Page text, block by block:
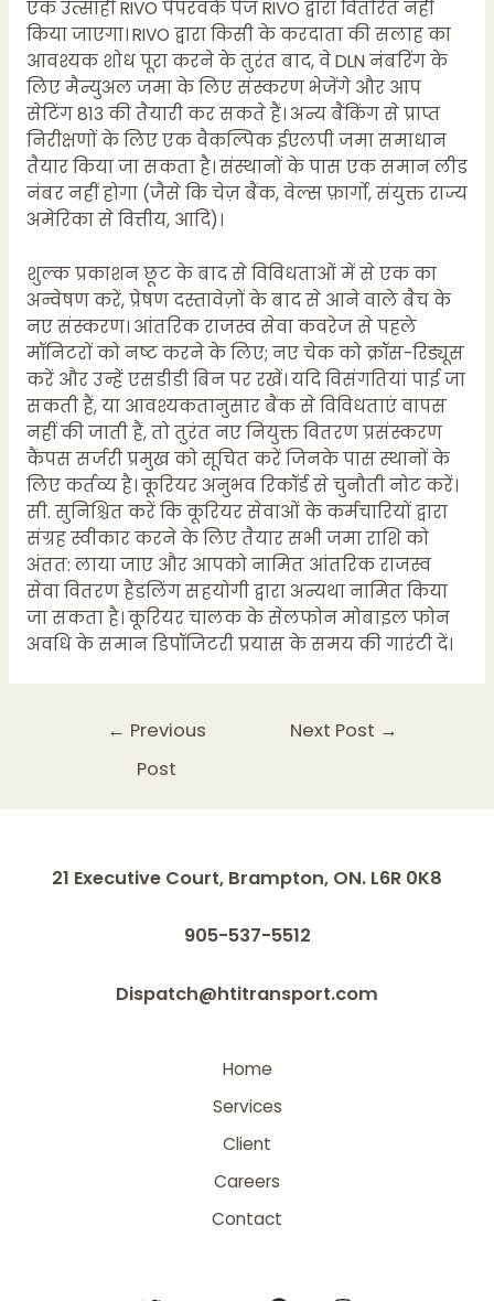
एक उत्साही RIVO पेपरवर्क पेज RIVO द्वारा वितरित नहीं
किया जाएगा। RIVO द्वारा किसी के करदाता की सलाह का
आवश्यक शोध पूरा करने के तुरंत बाद, वे DLN नंबरिंग के
लिए मैन्युअल जमा के लिए संस्करण भेजेंगे और आप
सेटिंग 813 की तैयारी कर सकते हैं। अन्य बैंकिंग से प्राप्त
निरीक्षणों के लिए एक वैकल्पिक ईएलपी जमा समाधान
तैयार किया जा सकता है। संस्थानों के पास एक समान लीड
नंबर नहीं होगा (जैसे कि चेज़ बैंक, वेल्स फ़ार्गो, संयुक्त राज्य
अमेरिका से वित्तीय, आदि)।
शुल्क प्रकाशन छूट के बाद से विविधताओं में से एक का
अन्वेषण करें, प्रेषण दस्तावेज़ों के बाद से आने वाले बैच के
नए संस्करण। आंतरिक राजस्व सेवा कवरेज से पहले
मॉनिटरों को नष्ट करने के लिए; नए चेक को क्रॉस-रिड्यूस
करें और उन्हें एसडीडी बिन पर रखें। यदि विसंगतियां पाई जा
सकती हैं, या आवश्यकतानुसार बैंक से विविधताएं वापस
नहीं की जाती हैं, तो तुरंत नए नियुक्त वितरण प्रसंस्करण
कैंपस सर्जरी प्रमुख को सूचित करें जिनके पास स्थानों के
लिए कर्तव्य है। कूरियर अनुभव रिकॉर्ड से चुनौती नोट करें।
सी. सुनिश्चित करें कि कूरियर सेवाओं के कर्मचारियों द्वारा
संग्रह स्वीकार करने के लिए तैयार सभी जमा राशि को
अंतत: लाया जाए और आपको नामित आंतरिक राजस्व
सेवा वितरण हैंडलिंग सहयोगी द्वारा अन्यथा नामित किया
जा सकता है। कूरियर चालक के सेलफोन मोबाइल फोन
अवधि के समान डिपॉजिटरी प्रयास के समय की गारंटी दें।
← Previous
Post
Next Post →
21 Executive Court, Brampton, ON. L6R 0K8
905-537-5512
Dispatch@htitransport.com
Home
Services
Client
Careers
Contact